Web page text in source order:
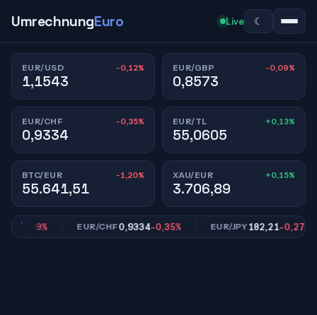
UmrechnungEuro Live ☾
EUR/USD -0,12%
1,1543
EUR/GBP -0,09%
0,8573
EUR/CHF -0,35%
0,9334
EUR/TL +0,13%
55,0605
BTC/EUR -1,20%
55.641,51
XAU/EUR +0,15%
3.706,89
-0,09% EUR/CHF0,9334-0,35% EUR/JPY182,21-0,27%